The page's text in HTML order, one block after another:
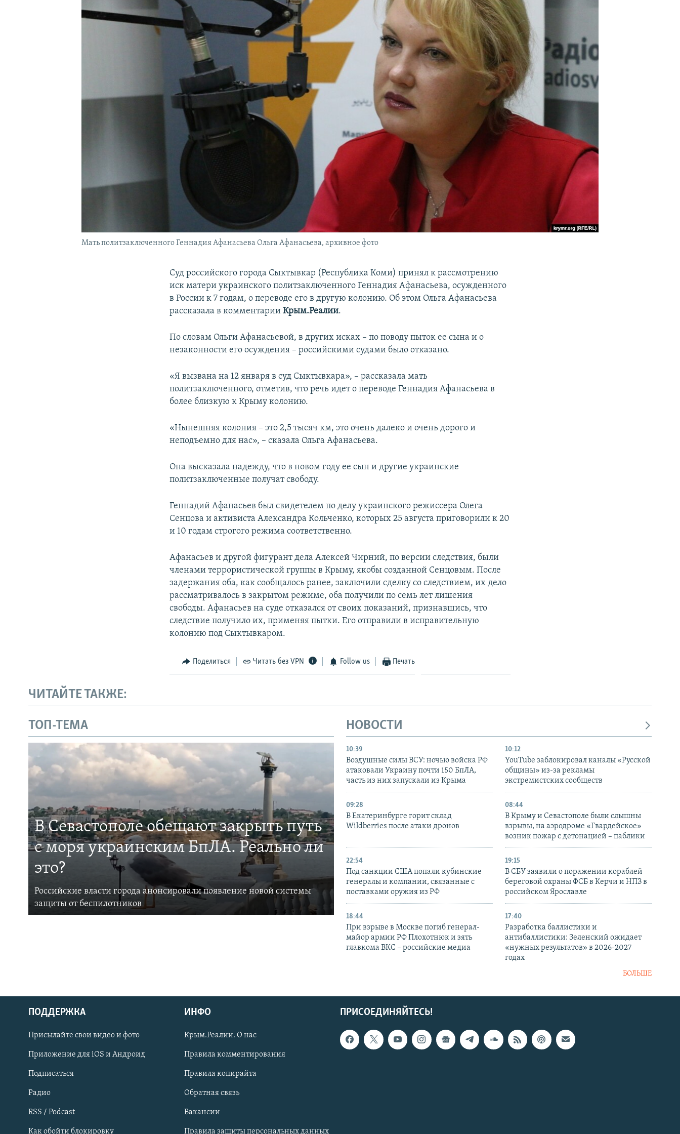
КРЫМ.НЕПОКОРЕННЫЙ
Українською
Qırımtatar
ПРИСОЕДИНЯЙТЕСЬ!
Мать политзаключенного Геннадия Афанасьева Ольга Афанасьева, архивное фото
Суд российского города Сыктывкар (Республика Коми) принял к рассмотрению
иск матери украинского политзаключенного Геннадия Афанасьева, осужденного
в России к 7 годам, о переводе его в другую колонию. Об этом Ольга Афанасьева
рассказала в комментарииКрым.Реалии.
По словам Ольги Афанасьевой, в других исках – по поводу пыток ее сына и о
незаконности его осуждения – российскими судами было отказано.
«Я вызвана на 12 января в суд Сыктывкара», – рассказала мать
политзаключенного, отметив, что речь идет о переводе Геннадия Афанасьева в
более близкую к Крыму колонию.
«Нынешняя колония – это 2,5 тысяч км, это очень далеко и очень дорого и
неподъемно для нас», – сказала Ольга Афанасьева.
Она высказала надежду, что в новом году ее сын и другие украинские
политзаключенные получат свободу.
Геннадий Афанасьев был свидетелем по делу украинского режиссера Олега
Сенцова и активиста Александра Кольченко, которых 25 августа приговорили к 20
и 10 годам строгого режима соответственно.
Афанасьев и другой фигурант дела Алексей Чирний, по версии следствия, были
членами террористической группы в Крыму, якобы созданной Сенцовым. После
задержания оба, как сообщалось ранее, заключили сделку со следствием, их дело
рассматривалось в закрытом режиме, оба получили по семь лет лишения
свободы. Афанасьев на суде отказался от своих показаний, признавшись, что
следствие получило их, применяя пытки. Его отправили в исправительную
колонию под Сыктывкаром.
Поделиться Читать без VPN Follow us Печать
ЧИТАЙТЕ ТАКЖЕ:
ТОП-ТЕМА
В Севастополе обещают закрыть путь
с моря украинским БпЛА. Реально ли
это?
Российские власти города анонсировали появление новой системы
защиты от беспилотников
НОВОСТИ
10:39
Воздушные силы ВСУ: ночью войска РФ
атаковали Украину почти 150 БпЛА,
часть из них запускали из Крыма
10:12
YouTube заблокировал каналы «Русской
общины» из-за рекламы
экстремистских сообществ
09:28
В Екатеринбурге горит склад
Wildberries после атаки дронов
08:44
В Крыму и Севастополе были слышны
взрывы, на аэродроме «Гвардейское»
возник пожар с детонацией – паблики
22:54
Под санкции США попали кубинские
генералы и компании, связанные с
поставками оружия из РФ
19:15
В СБУ заявили о поражении кораблей
береговой охраны ФСБ в Керчи и НПЗ в
российском Ярославле
18:44
При взрыве в Москве погиб генерал-
майор армии РФ Плохотнюк и зять
главкома ВКС – российские медиа
17:40
Разработка баллистики и
антибаллистики: Зеленский ожидает
«нужных результатов» в 2026-2027
годах
БОЛЬШЕ
ПРИСОЕДИНЯЙТЕСЬ!
ПОДДЕРЖКА
Присылайте свои видео и фото
Приложение для iOS и Андроид
Подписаться
Радио
RSS / Podcast
Как обойти блокировку
ИНФО
Крым.Реалии. О нас
Правила комментирования
Правила копирайта
Обратная связь
Вакансии
Правила защиты персональных данных